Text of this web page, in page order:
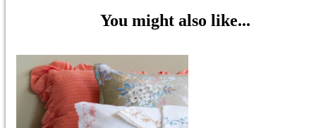
You might also like...